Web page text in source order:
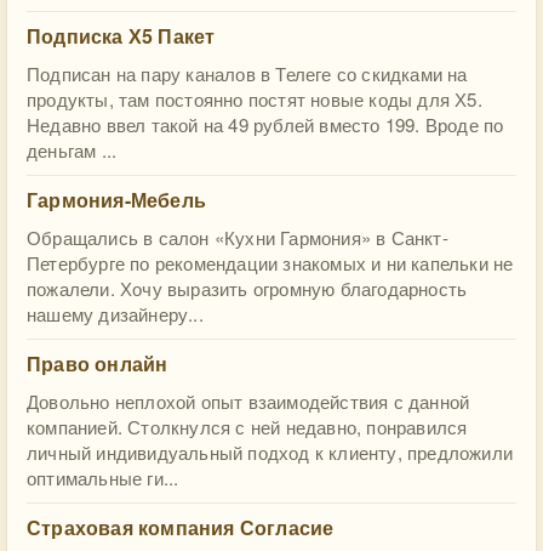
Подписка Х5 Пакет
Подписан на пару каналов в Телеге со скидками на
продукты, там постоянно постят новые коды для Х5.
Недавно ввел такой на 49 рублей вместо 199. Вроде по
деньгам ...
Гармония-Мебель
Обращались в салон «Кухни Гармония» в Санкт-
Петербурге по рекомендации знакомых и ни капельки не
пожалели. Хочу выразить огромную благодарность
нашему дизайнеру...
Право онлайн
Довольно неплохой опыт взаимодействия с данной
компанией. Столкнулся с ней недавно, понравился
личный индивидуальный подход к клиенту, предложили
оптимальные ги...
Страховая компания Согласие